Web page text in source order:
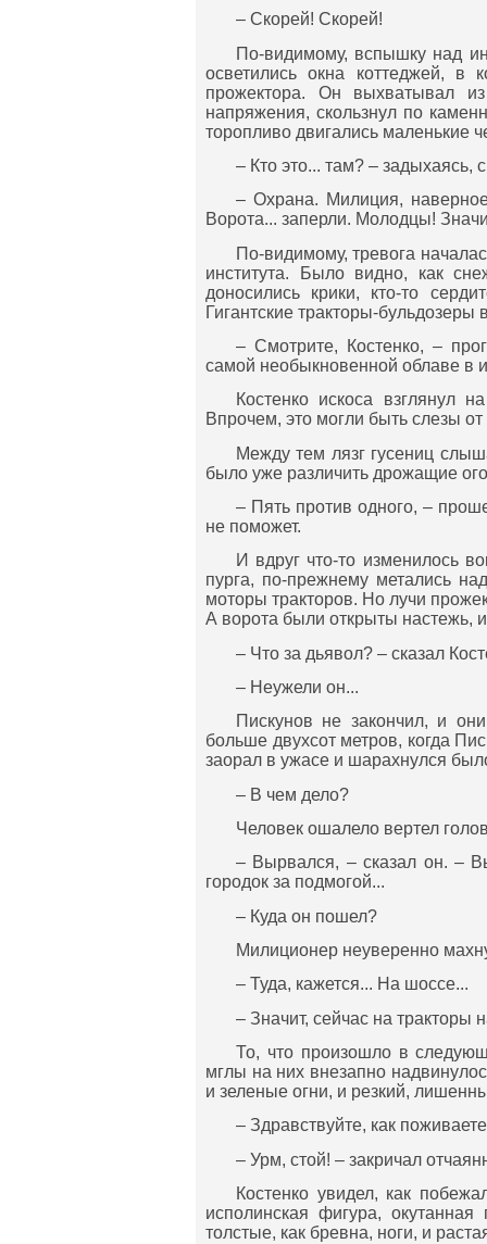
– Скорей! Скорей!
По-видимому, вспышку над
осветились окна коттеджей, в
прожектора. Он выхватывал
напряжения, скользнул по
торопливо двигались маленькие
– Кто это... там? – задыхаясь,
– Охрана. Милиция,
Ворота... заперли. Молодцы!
По-видимому, тревога
института. Было видно, как
доносились крики, кто-то
Гигантские тракторы-бульдозеры
– Смотрите, Костенко, –
самой необыкновенной облаве в
Костенко искоса взглянул
Впрочем, это могли быть слезы от
Между тем лязг гусениц
было уже различить дрожащие
– Пять против одного, –
не поможет.
И вдруг что-то изменилось
пурга, по-прежнему метались
моторы тракторов. Но лучи
А ворота были открыты настежь,
– Что за дьявол? – сказал
– Неужели он...
Пискунов не закончил, и
больше двухсот метров, когда
заорал в ужасе и шарахнулся
– В чем дело?
Человек ошалело вертел
– Вырвался, – сказал он. –
городок за подмогой...
– Куда он пошел?
Милиционер неуверенно
– Туда, кажется... На шоссе...
– Значит, сейчас на тракторы
То, что произошло в
мглы на них внезапно
и зеленые огни, и резкий,
– Здравствуйте, как
– Урм, стой! – закричал
Костенко увидел, как
исполинская фигура,
толстые, как бревна, ноги, и